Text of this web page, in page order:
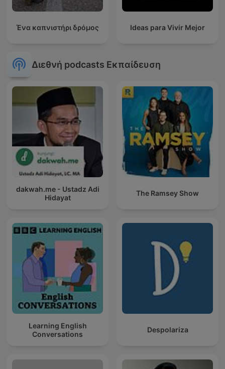
Ένα καπνιστήρι δρόμος Ideas para Vivir Mejor
Διεθνή podcasts Εκπαίδευση
dakwah.me - Ustadz Adi
Hidayat
The Ramsey Show
Learning English
Conversations
Despolariza